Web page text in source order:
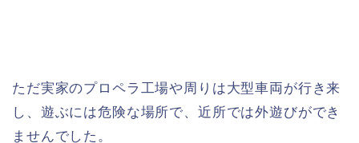
ただ実家のプロペラ工場や周りは大型車両が行き来
し、遊ぶには危険な場所で、近所では外遊びができ
ませんでした。